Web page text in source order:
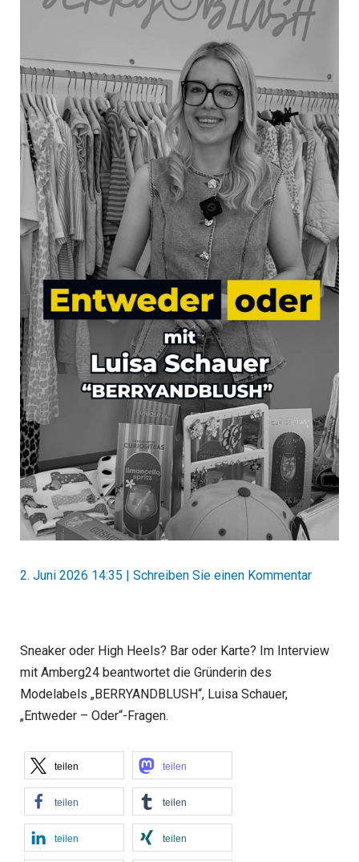
2. Juni 2026 14:35 Schreiben Sie einen Kommentar
Sneaker oder High Heels? Bar oder Karte? Im Interview
mit Amberg24 beantwortet die Gründerin des
Modelabels „BERRYANDBLUSH“, Luisa Schauer,
„Entweder – Oder“-Fragen.
teilen teilen
teilen teilen
teilen teilen